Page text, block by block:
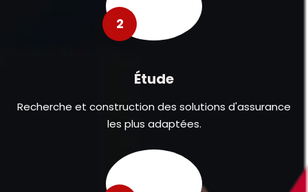
2
Étude
Recherche et construction des solutions d'assurance
les plus adaptées.